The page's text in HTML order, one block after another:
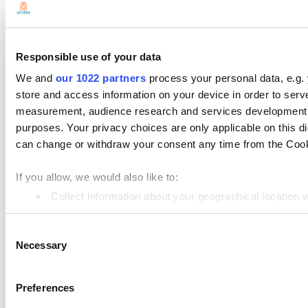
Responsible use of your data
We and our 1022 partners process your personal data,
store and access information on your device in order to
measurement, audience research and services
purposes. Your privacy choices are only applicable on this
can change or withdraw your consent any time from the
If you allow, we would also like to:
Collect information about your geographical
Identify your device by actively scanning it for
share information about your use of our site with our social
Selection
Necessary
Preferences
Оборудование
Платежи
Продукты
Loyverse POS
Dashboard
Кухонный дисплей
Дисплей покупателя
Управление сотрудниками
Ресурсы
App marketplace